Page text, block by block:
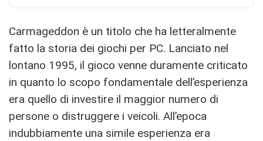
Carmageddon è un titolo che ha letteralmente
fatto la storia dei giochi per PC. Lanciato nel
lontano 1995, il gioco venne duramente criticato
in quanto lo scopo fondamentale dell’esperienza
era quello di investire il maggior numero di
persone o distruggere i veicoli. All’epoca
indubbiamente una simile esperienza era